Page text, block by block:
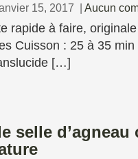
15, 2017 | Aucun
rapide à faire,
Cuisson : 25 à 35
[…]
selle